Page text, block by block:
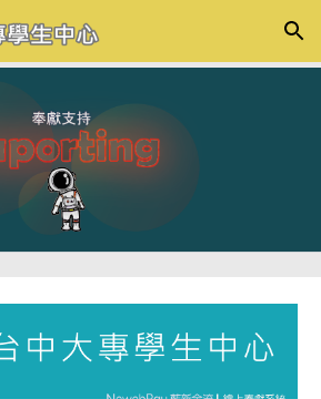
Skip to navigation